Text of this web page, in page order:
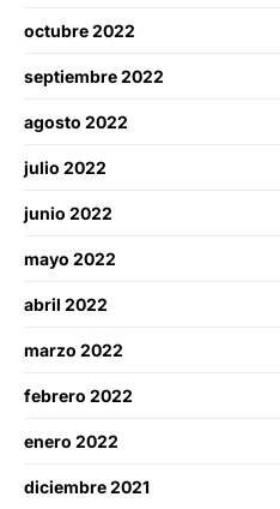
octubre 2022
septiembre 2022
agosto 2022
julio 2022
junio 2022
mayo 2022
abril 2022
marzo 2022
febrero 2022
enero 2022
diciembre 2021